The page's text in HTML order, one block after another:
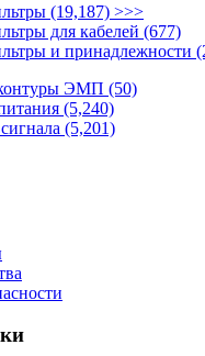
(19,187) >>>
для кабелей (677)
и принадлежности
ЭМП (50)
(5,240)
(5,201)